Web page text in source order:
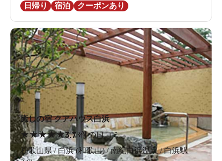
日帰り
宿泊 クーポンあり
癒しの宿 クアハウス白浜
★★★★★3.73件の口コミ
和歌山県 / 白浜 (和歌山) / 南紀白浜温泉 / 白浜駅